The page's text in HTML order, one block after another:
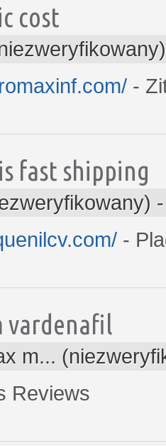
cost
-
fast shipping
-
vardenafil
m...
Reviews